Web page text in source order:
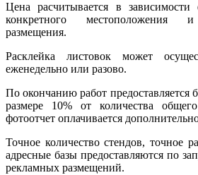
Цена расчитывается в
конкретного местоположения и
размещения.
Расклейка листовок может
еженедельно или разово.
По окончанию работ предоставляется
размере 10% от количества
фотоотчет оплачивается
Точное количество стендов, точное
адресные базы предоставляются по
рекламных размещений.